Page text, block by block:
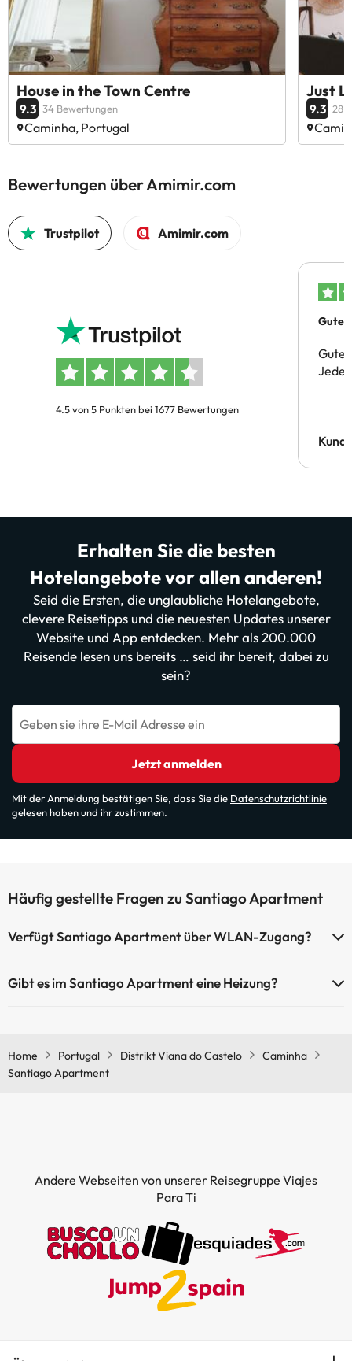
House in the Town Centre
9.3 34 Bewertungen
Caminha, Portugal
Just
9.3 28
Bewertungen über Amimir.com
Trustpilot Amimir.com
4.5 von 5 Punkten bei 1677 Bewertungen
Gutes
Gute
Erhalten Sie die besten
Hotelangebote vor allen anderen!
Seid die Ersten, die unglaubliche Hotelangebote,
clevere Reisetipps und die neuesten Updates unserer
Website und App entdecken. Mehr als 200.000
Reisende lesen uns bereits … seid ihr bereit, dabei zu
sein?
Geben sie ihre E-Mail Adresse ein
Jetzt anmelden
Mit der Anmeldung bestätigen Sie, dass Sie die Datenschutzrichtlinie
gelesen haben und ihr zustimmen.
Häufig gestellte Fragen zu Santiago Apartment
Verfügt Santiago Apartment über WLAN-Zugang?
Gibt es im Santiago Apartment eine Heizung?
Home
Portugal Distrikt Viana do Castelo
Caminha
Santiago Apartment
Andere Webseiten von unserer Reisegruppe Viajes
Para Ti